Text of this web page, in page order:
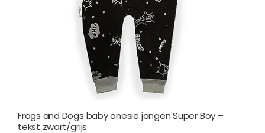
Frogs and Dogs baby onesie jongen Super Boy –
tekst zwart/grijs